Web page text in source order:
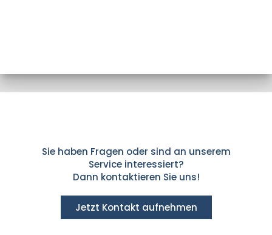
Sie haben Fragen oder sind an unserem
Service interessiert?
Dann kontaktieren Sie uns!
Jetzt Kontakt aufnehmen